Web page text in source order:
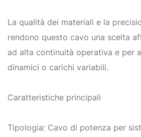
La qualità dei materiali e la
rendono questo cavo una scelta
ad alta continuità operativa e per
dinamici o carichi variabili.
Caratteristiche principali
Tipologia: Cavo di potenza per